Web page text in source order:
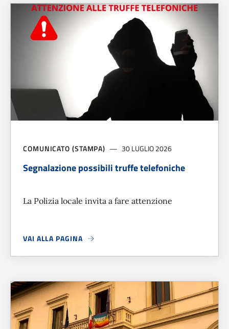
COMUNICATO (STAMPA) 30 LUGLIO 2026
Segnalazione possibili truffe telefoniche
La Polizia locale invita a fare attenzione
VAI ALLA PAGINA
A PROPOSITO DISEGNALAZIONE POSSIBILI TRUFFE